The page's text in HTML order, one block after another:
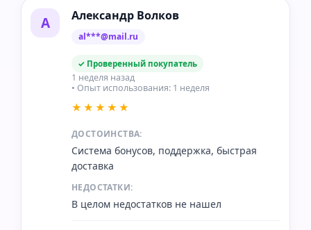
А Александр Волков
al***@mail.ru
✓ Проверенный покупатель
1 неделя назад
• Опыт использования: 1 неделя
★★★★★
ДОСТОИНСТВА:
Система бонусов, поддержка, быстрая
доставка
НЕДОСТАТКИ:
В целом недостатков не нашел